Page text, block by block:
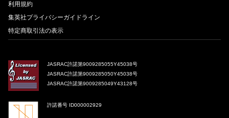
利用規約
集英社プライバシーガイドライン
特定商取引法の表示
JASRAC許諾第9009285055Y45038号
JASRAC許諾第9009285050Y45038号
JASRAC許諾第9009285049Y43128号
許諾番号 ID000002929